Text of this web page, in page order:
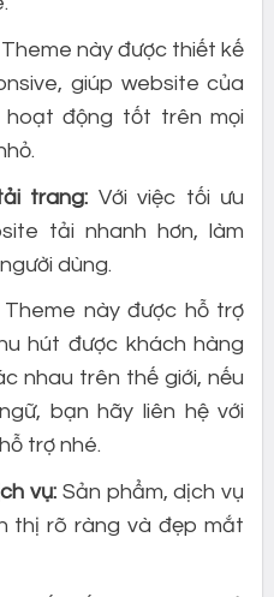
này được thiết kế
giúp website của
động tốt trên mọi
trang: Với việc tối ưu
tải nhanh hơn, làm
dùng.
Theme này được hỗ trợ
hút được khách hàng
nhau trên thế giới, nếu
bạn hãy liên hệ với
trợ nhé.
vụ: Sản phẩm, dịch vụ
thị rõ ràng và đẹp mắt